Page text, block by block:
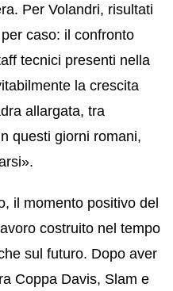
Per Volandri, risultati
caso: il confronto
tecnici presenti nella
la crescita
allargata, tra
questi giorni romani,
il momento positivo del
costruito nel tempo
sul futuro. Dopo aver
Coppa Davis, Slam e